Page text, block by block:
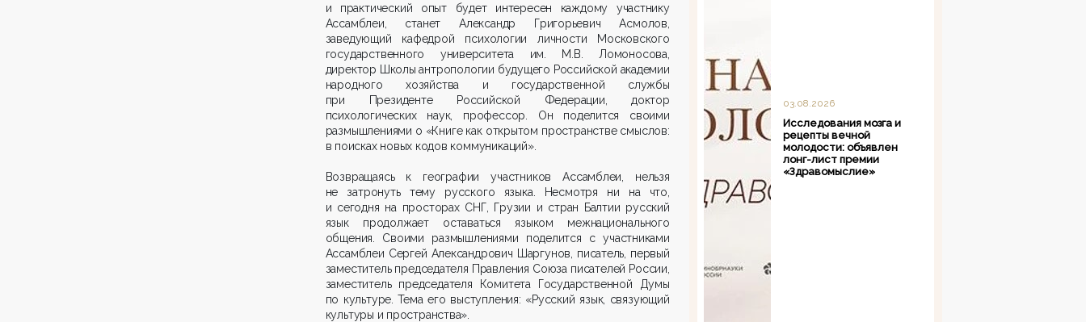
и практический опыт будет интересен каждому участнику
Ассамблеи, станет Александр Григорьевич Асмолов,
заведующий кафедрой психологии личности Московского
государственного университета им. М.В. Ломоносова,
директор Школы антропологии будущего Российской академии
народного хозяйства и государственной службы
при Президенте Российской Федерации, доктор
психологических наук, профессор. Он поделится своими
размышлениями о «Книге как открытом пространстве смыслов:
в поисках новых кодов коммуникаций».
Возвращаясь к географии участников Ассамблеи, нельзя
не затронуть тему русского языка. Несмотря ни на что,
и сегодня на просторах СНГ, Грузии и стран Балтии русский
язык продолжает оставаться языком межнационального
общения. Своими размышлениями поделится с участниками
Ассамблеи Сергей Александрович Шаргунов, писатель, первый
заместитель председателя Правления Союза писателей России,
заместитель председателя Комитета Государственной Думы
по культуре. Тема его выступления: «Русский язык, связующий
культуры и пространства».
03.08.2026
Исследования мозга и
рецепты вечной
молодости: объявлен
лонг-лист премии
«Здравомыслие»